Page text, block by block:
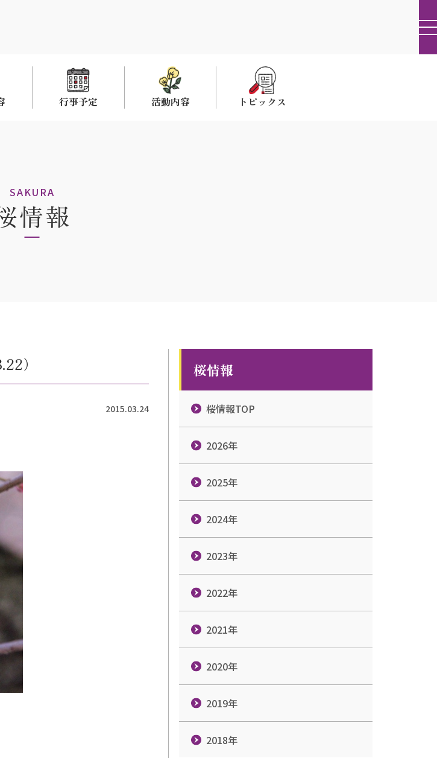
行事予定 活動内容 トピックス
SAKURA
情報
桜情報
桜情報TOP
2026年
2025年
2024年
2023年
2022年
2021年
2020年
2019年
2018年
）
2015.03.24